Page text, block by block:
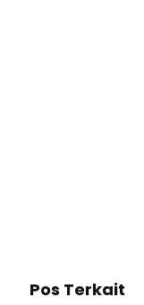
Pos Terkait